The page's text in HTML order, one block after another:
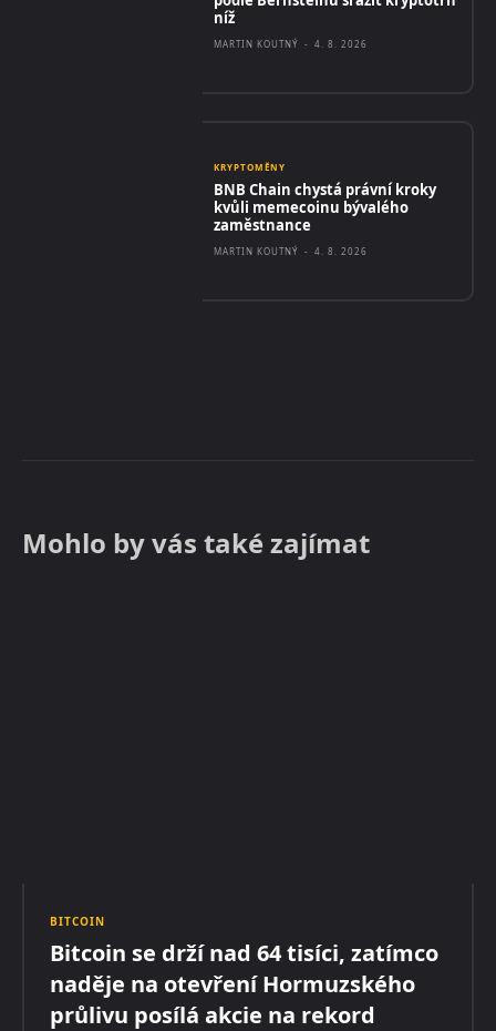
níž
MARTIN KOUTNÝ - 4. 8. 2026
KRYPTOMĚNY
BNB Chain chystá právní kroky
kvůli memecoinu bývalého
zaměstnance
MARTIN KOUTNÝ - 4. 8. 2026
Mohlo by vás také zajímat
BITCOIN
Bitcoin se drží nad 64 tisíci, zatímco
naděje na otevření Hormuzského
průlivu posílá akcie na rekord